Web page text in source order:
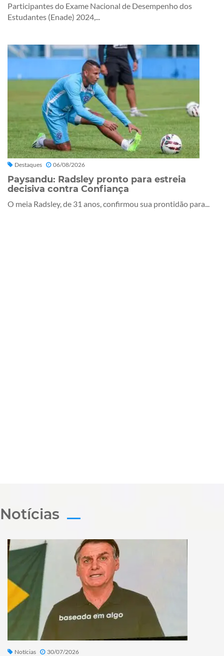
Participantes do Exame Nacional de Desempenho dos
Estudantes (Enade) 2024,...
Destaques 06/08/2026
Paysandu: Radsley pronto para estreia
decisiva contra Confiança
O meia Radsley, de 31 anos, confirmou sua prontidão para...
Notícias
Notícias 30/07/2026